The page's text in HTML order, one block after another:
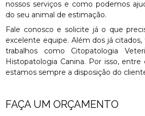
nossos serviços e como podemos
do seu animal de estimação.
Fale conosco e solicite já o que
excelente equipe. Além dos já
trabalhos como Citopatologia
Histopatologia Canina. Por isso,
estamos sempre a disposição do
FAÇA UM ORÇAMENTO